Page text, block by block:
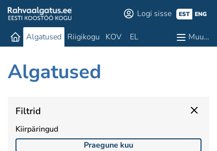
Logi sisse EST ENG
Algatused Riigikogu KOV EL Muu…
Algatused
Filtrid
Kiirpäringud
Praegune kuu